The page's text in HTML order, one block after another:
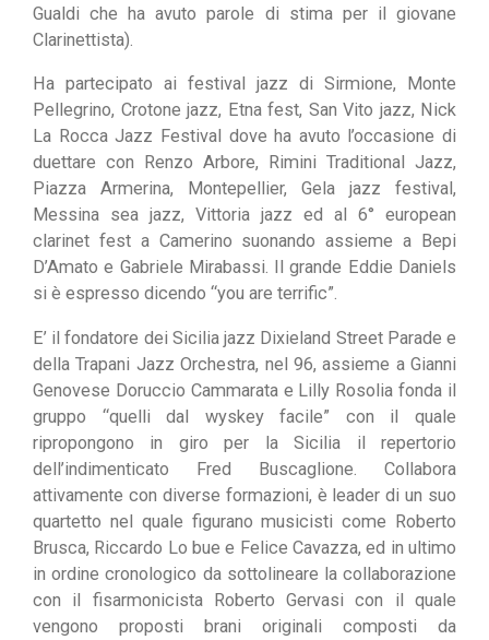
Gualdi che ha avuto parole di stima per il giovane
Clarinettista).
Ha partecipato ai festival jazz di Sirmione, Monte
Pellegrino, Crotone jazz, Etna fest, San Vito jazz, Nick
La Rocca Jazz Festival dove ha avuto l’occasione di
duettare con Renzo Arbore, Rimini Traditional Jazz,
Piazza Armerina, Montepellier, Gela jazz festival,
Messina sea jazz, Vittoria jazz ed al 6° european
clarinet fest a Camerino suonando assieme a Bepi
D’Amato e Gabriele Mirabassi. Il grande Eddie Daniels
si è espresso dicendo “you are terrific”.
E’ il fondatore dei Sicilia jazz Dixieland Street Parade e
della Trapani Jazz Orchestra, nel 96, assieme a Gianni
Genovese Doruccio Cammarata e Lilly Rosolia fonda il
gruppo “quelli dal wyskey facile” con il quale
ripropongono in giro per la Sicilia il repertorio
dell’indimenticato Fred Buscaglione. Collabora
attivamente con diverse formazioni, è leader di un suo
quartetto nel quale figurano musicisti come Roberto
Brusca, Riccardo Lo bue e Felice Cavazza, ed in ultimo
in ordine cronologico da sottolineare la collaborazione
con il fisarmonicista Roberto Gervasi con il quale
vengono proposti brani originali composti da